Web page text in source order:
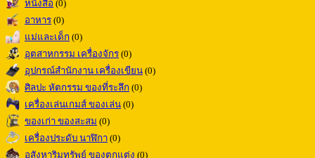
หนังสือ (0)
อาหาร (0)
แม่และเด็ก (0)
อุตสาหกรรม เครื่องจักร (0)
อุปกรณ์สำนักงาน เครื่องเขียน (0)
ศิลปะ หัตกรรม ของที่ระลึก (0)
เครื่องเล่นเกมส์ ของเล่น (0)
ของเก่า ของสะสม (0)
เครื่องประดับ นาฬิกา (0)
อสังหาริมทรัพย์ ของตกแต่ง (0)